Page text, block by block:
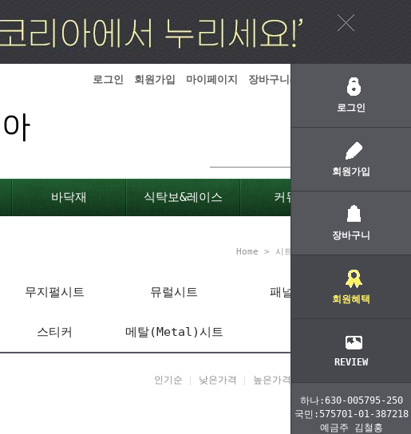
로그인
회원가입
장바구니
회원혜택
REVIEW
하나:630-005795-250
국민:575701-01-387218
예금주 김철홍
로그인 회원가입 마이페이지 장바구니( 주문하기
바닥재 식탁보&레이스 커뮤니티
Home > 시트지
무지펄시트 뮤럴시트 패널시트
스티커 메탈(Metal)시트
인기순 낮은가격 높은가격